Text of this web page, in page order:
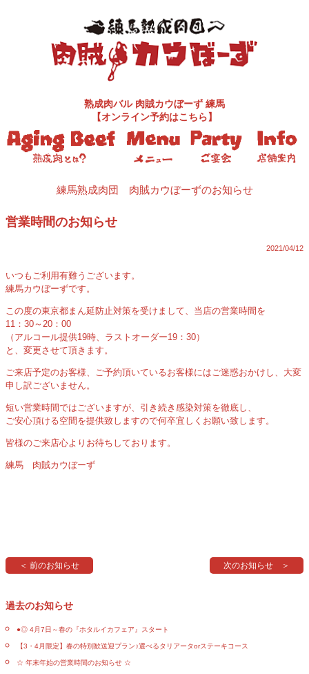
熟成肉バル 肉賊カウぼーず 練馬
【オンライン予約はこちら】
練馬熟成肉団 肉賊カウぼーずのお知らせ
営業時間のお知らせ
2021/04/12
いつもご利用有難うございます。
練馬カウぼーずです。
この度の東京都まん延防止対策を受けまして、当店の営業時間を
11：30～20：00
（アルコール提供19時、ラストオーダー19：30）
と、変更させて頂きます。
ご来店予定のお客様、ご予約頂いているお客様にはご迷惑おかけし、大変
申し訳ございません。
短い営業時間ではございますが、引き続き感染対策を徹底し、
ご安心頂ける空間を提供致しますので何卒宜しくお願い致します。
皆様のご来店心よりお待ちしております。
練馬 肉賊カウぼーず
＜ 前のお知らせ 次のお知らせ ＞
過去のお知らせ
●◎ 4月7日～春の『ホタルイカフェア』スタート
【3・4月限定】春の特別歓送迎プラン♪選べるタリアータorステーキコース
☆ 年末年始の営業時間のお知らせ ☆